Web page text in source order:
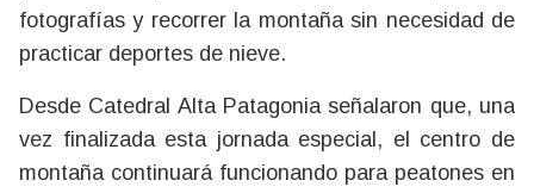
fotografías y recorrer la montaña sin necesidad de
practicar deportes de nieve.
Desde Catedral Alta Patagonia señalaron que, una
vez finalizada esta jornada especial, el centro de
montaña continuará funcionando para peatones en